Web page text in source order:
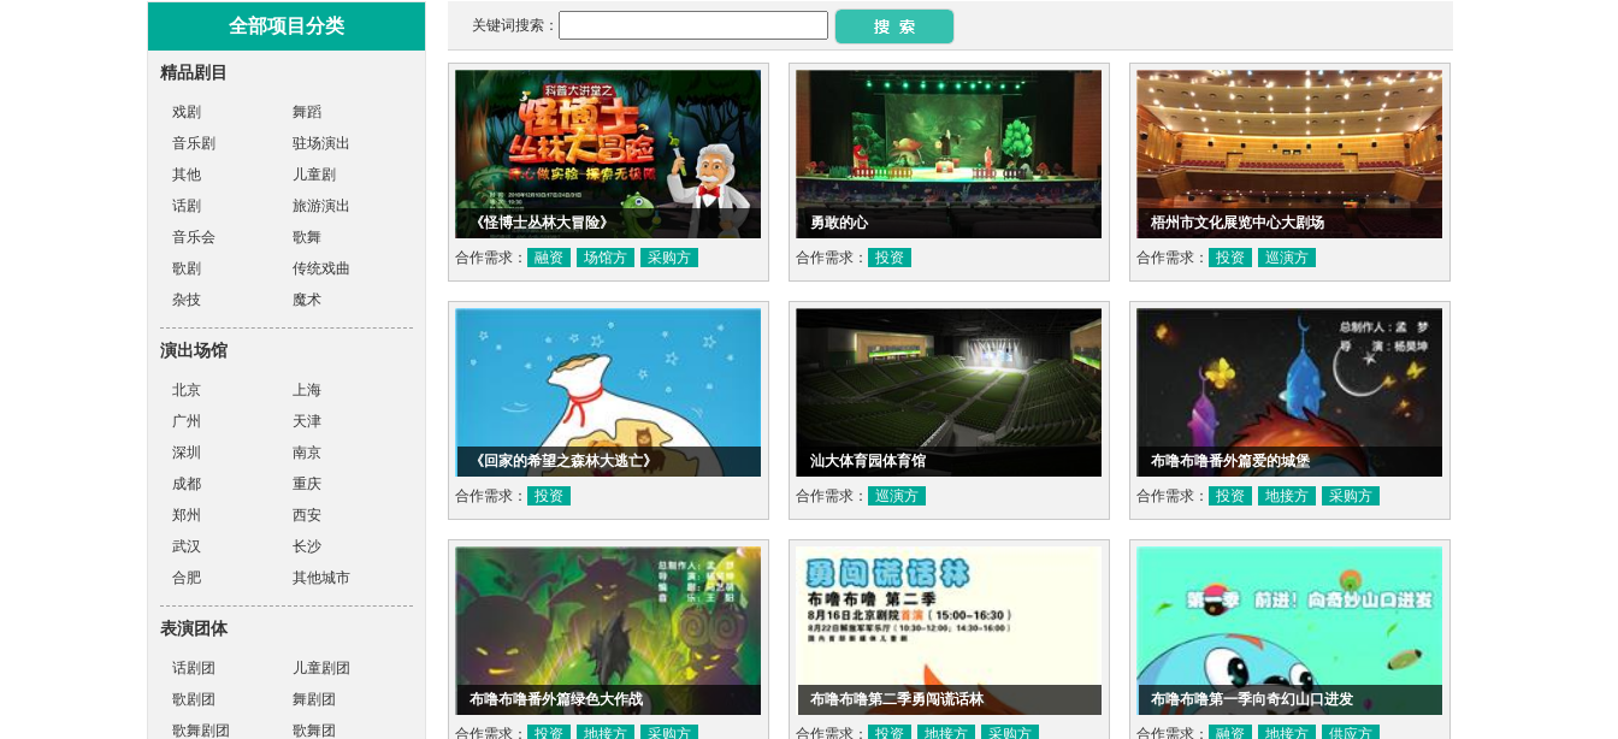
全部项目分类
精品剧目
戏剧
舞蹈
音乐剧
驻场演出
其他
儿童剧
话剧
旅游演出
音乐会
歌舞
歌剧
传统戏曲
杂技
魔术
演出场馆
北京
上海
广州
天津
深圳
南京
成都
重庆
郑州
西安
武汉
长沙
合肥
其他城市
表演团体
话剧团
儿童剧团
歌剧团
舞剧团
歌舞剧团
歌舞团
关键词搜索：
《怪博士丛林大冒险》
合作需求： 融资 场馆方 采购方
勇敢的心
合作需求： 投资
梧州市文化展览中心大剧场
合作需求： 投资 巡演方
《回家的希望之森林大逃亡》
合作需求： 投资
汕大体育园体育馆
合作需求： 巡演方
布噜布噜番外篇爱的城堡
合作需求： 投资 地接方 采购方
布噜布噜番外篇绿色大作战
合作需求： 投资 地接方 采购方
布噜布噜第二季勇闯谎话林
合作需求： 投资 地接方 采购方
布噜布噜第一季向奇幻山口进发
合作需求： 融资 地接方 供应方